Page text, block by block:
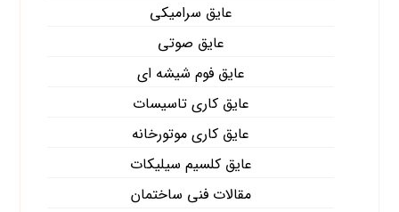
عایق سرامیکی
عایق صوتی
عایق فوم شیشه ای
عایق کاری تاسیسات
عایق کاری موتورخانه
عایق کلسیم سیلیکات
مقالات فنی ساختمان